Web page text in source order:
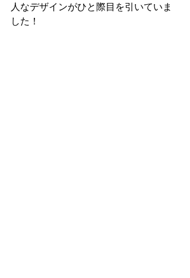
人なデザインがひと際目を引いていま
した！